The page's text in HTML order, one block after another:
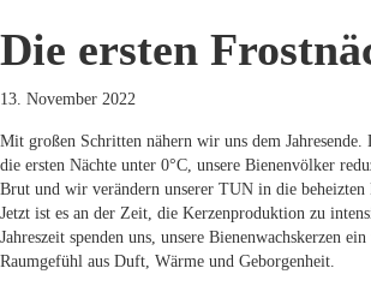
Die ersten
13. November 2022
Mit großen Schritten nähern wir uns dem
die ersten Nächte unter 0°C, unsere Bienenvölker
Brut und wir verändern unserer TUN in die beheizten
Jetzt ist es an der Zeit, die Kerzenproduktion zu
Jahreszeit spenden uns, unsere Bienenwachskerzen
Raumgefühl aus Duft, Wärme und Geborgenheit.